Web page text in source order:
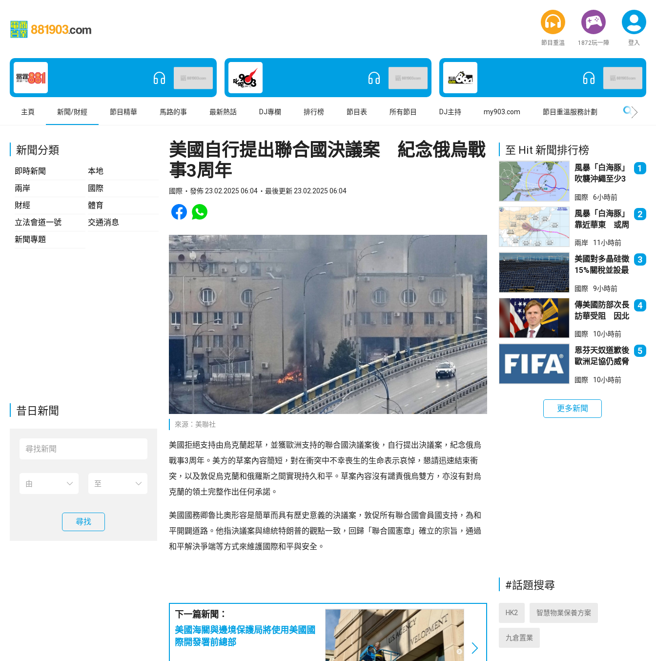
節目重溫 1872玩一陣 登入
主頁 新聞/財經 節目精華 馬路的事 最新熱話 DJ專欄 排行榜 節目表 所有節目 DJ主持 my903.com 節目重溫服務計劃
新聞分類
即時新聞
本地
兩岸
國際
財經
體育
立法會道一號
交通消息
新聞專題
昔日新聞
尋找
美國自行提出聯合國決議案 紀念俄烏戰
事3周年
國際 發佈 23.02.2025 06:04 最後更新 23.02.2025 06:04
Share to Facebook
Share to WhatsApp
來源：美聯社
美國拒絕支持由烏克蘭起草，並獲歐洲支持的聯合國決議案後，自行提出決議案，紀念俄烏
戰事3周年。美方的草案內容簡短，對在衝突中不幸喪生的生命表示哀悼，懇請迅速結束衝
突，以及敦促烏克蘭和俄羅斯之間實現持久和平。草案內容沒有譴責俄烏雙方，亦沒有對烏
克蘭的領土完整作出任何承諾。
美國國務卿魯比奧形容是簡單而具有歷史意義的決議案，敦促所有聯合國會員國支持，為和
平開闢道路。他指決議案與總統特朗普的觀點一致，回歸「聯合國憲章」確立的宗旨，通過
和平解決爭端等方式來維護國際和平與安全。
下一篇新聞：
美國海關與邊境保護局將使用美國國
際開發署前總部
至 Hit 新聞排行榜
風暴「白海豚」
吹襲沖繩至少3
取消
1
國際 6小時前
風暴「白海豚」
靠近華東 或周
2
兩岸 11小時前
美國對多晶硅徵
15%關稅並設最
克：中國無法再
傾銷
3
國際 9小時前
傳美國防部次長
訪華受阻 因北
售
4
國際 10小時前
恩芬天奴道歉後
歐洲足協仍威脅
事
5
國際 10小時前
更多新聞
#話題搜尋
HK2 智慧物業保養方案
九倉置業